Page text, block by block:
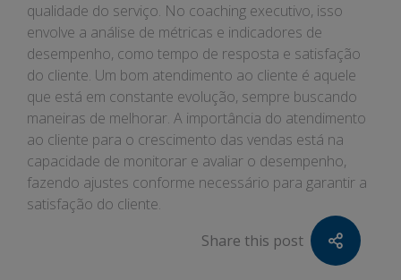
qualidade do serviço. No coaching executivo, isso
envolve a análise de métricas e indicadores de
desempenho, como tempo de resposta e satisfação
do cliente. Um bom atendimento ao cliente é aquele
que está em constante evolução, sempre buscando
maneiras de melhorar. A importância do atendimento
ao cliente para o crescimento das vendas está na
capacidade de monitorar e avaliar o desempenho,
fazendo ajustes conforme necessário para garantir a
satisfação do cliente.
Share this post